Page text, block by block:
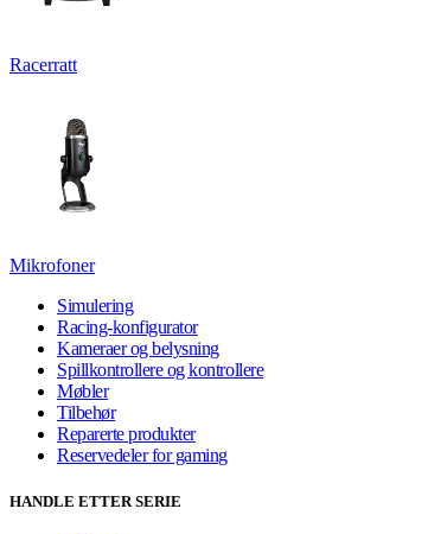
Racerratt
Mikrofoner
Simulering
Racing-konfigurator
Kameraer og belysning
Spillkontrollere og kontrollere
Møbler
Tilbehør
Reparerte produkter
Reservedeler for gaming
HANDLE ETTER SERIE